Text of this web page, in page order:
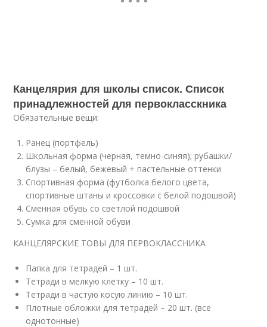
Канцелярия для школы список. Список
принадлежностей для первокласскника
Обязательные вещи:
Ранец (портфель)
Школьная форма (черная, темно-синяя); рубашки/
блузы – белый, бежевый + пастельные оттенки
Спортивная форма (футболка белого цвета,
спортивные штаны и кроссовки с белой подошвой)
Сменная обувь со светлой подошвой
Сумка для сменной обуви
КАНЦЕЛЯРСКИЕ ТОВЫ ДЛЯ ПЕРВОКЛАССНИКА
Папка для тетрадей – 1 шт.
Тетради в мелкую клетку – 10 шт.
Тетради в частую косую линию – 10 шт.
Плотные обложки для тетрадей – 20 шт. (все
однотонные)